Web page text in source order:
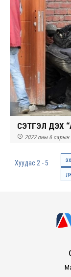
СЭТГЭЛ ДЭХ
 2022 оны 6 сарын
Хуудас 2 - 5